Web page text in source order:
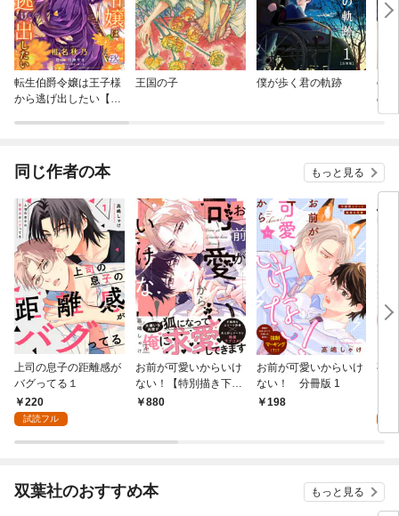
転生伯爵令嬢は王子様
から逃げ出したい【単
王国の子 僕が歩く君の軌跡
の
同じ作者の本 もっと見る
上司の息子の距離感が
バグってる１
220
試読フル
お前が可愛いからいけ
ない！【特別描き下ろ
し漫画付き】
880
お前が可愛いからいけ
ない！ 分冊版 1
198
夜
双葉社のおすすめ本 もっと見る